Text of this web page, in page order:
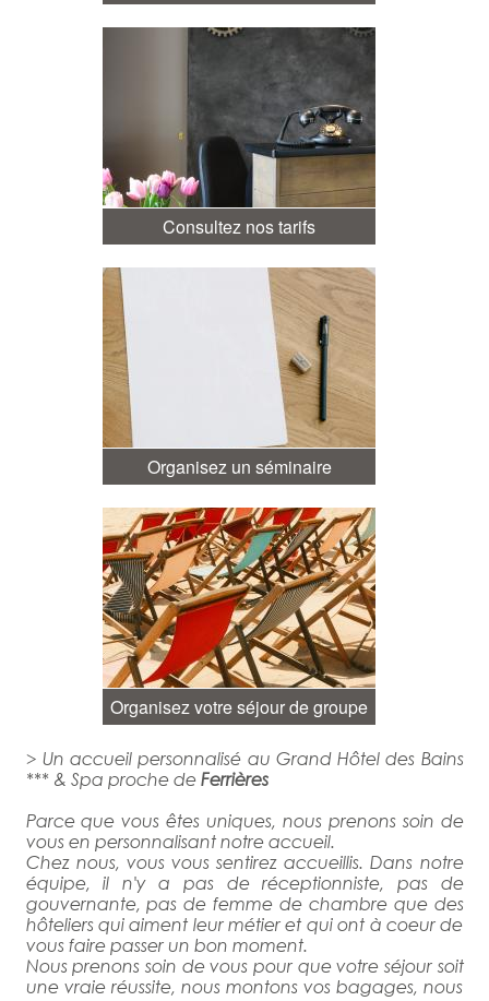
Consultez nos tarifs
Organisez un séminaire
Organisez votre séjour de groupe
> Un accueil personnalisé au Grand Hôtel des Bains
*** & Spa proche de Ferrières
Parce que vous êtes uniques, nous prenons soin de
vous en personnalisant notre accueil.
Chez nous, vous vous sentirez accueillis. Dans notre
équipe, il n'y a pas de réceptionniste, pas de
gouvernante, pas de femme de chambre que des
hôteliers qui aiment leur métier et qui ont à coeur de
vous faire passer un bon moment.
Nous prenons soin de vous pour que votre séjour soit
une vraie réussite, nous montons vos bagages, nous